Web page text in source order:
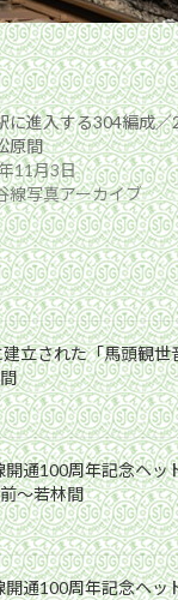
に進入する304編成
原間
11月3日
線写真アーカイブ
立された「馬頭観
通100周年記念ヘッ
〜若林間
通100周年記念ヘッ